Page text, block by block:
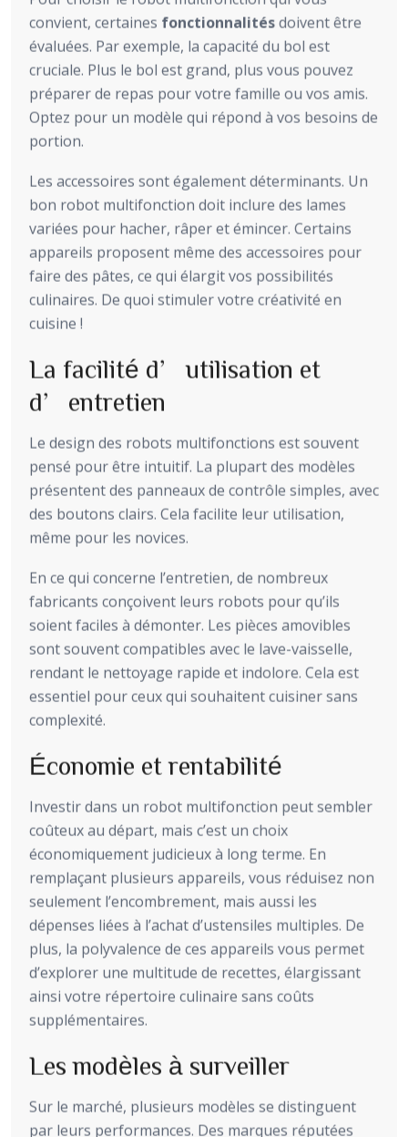
convient, certaines fonctionnalitésdoivent être
évaluées. Par exemple, la capacité du bol est
cruciale. Plus le bol est grand, plus vous pouvez
préparer de repas pour votre famille ou vos amis.
Optez pour un modèle qui répond à vos besoins de
portion.
Les accessoires sont également déterminants. Un
bon robot multifonction doit inclure des lames
variées pour hacher, râper et émincer. Certains
appareils proposent même des accessoires pour
faire des pâtes, ce qui élargit vos possibilités
culinaires. De quoi stimuler votre créativité en
cuisine !
La facilité d’utilisation et
d’entretien
Le design des robots multifonctions est souvent
pensé pour être intuitif. La plupart des modèles
présentent des panneaux de contrôle simples, avec
des boutons clairs. Cela facilite leur utilisation,
même pour les novices.
En ce qui concerne l’entretien, de nombreux
fabricants conçoivent leurs robots pour qu’ils
soient faciles à démonter. Les pièces amovibles
sont souvent compatibles avec le lave-vaisselle,
rendant le nettoyage rapide et indolore. Cela est
essentiel pour ceux qui souhaitent cuisiner sans
complexité.
Économie et rentabilité
Investir dans un robot multifonction peut sembler
coûteux au départ, mais c’est un choix
économiquement judicieux à long terme. En
remplaçant plusieurs appareils, vous réduisez non
seulement l’encombrement, mais aussi les
dépenses liées à l’achat d’ustensiles multiples. De
plus, la polyvalence de ces appareils vous permet
d’explorer une multitude de recettes, élargissant
ainsi votre répertoire culinaire sans coûts
supplémentaires.
Les modèles à surveiller
Sur le marché, plusieurs modèles se distinguent
par leurs performances. Des marques réputées